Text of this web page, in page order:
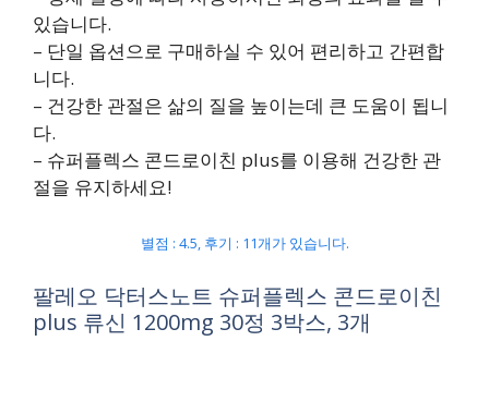
있습니다.
– 단일 옵션으로 구매하실 수 있어 편리하고 간편합
니다.
– 건강한 관절은 삶의 질을 높이는데 큰 도움이 됩니
다.
– 슈퍼플렉스 콘드로이친 plus를 이용해 건강한 관
절을 유지하세요!
별점 : 4.5, 후기 : 11개가 있습니다.
팔레오 닥터스노트 슈퍼플렉스 콘드로이친
plus 류신 1200mg 30정 3박스, 3개